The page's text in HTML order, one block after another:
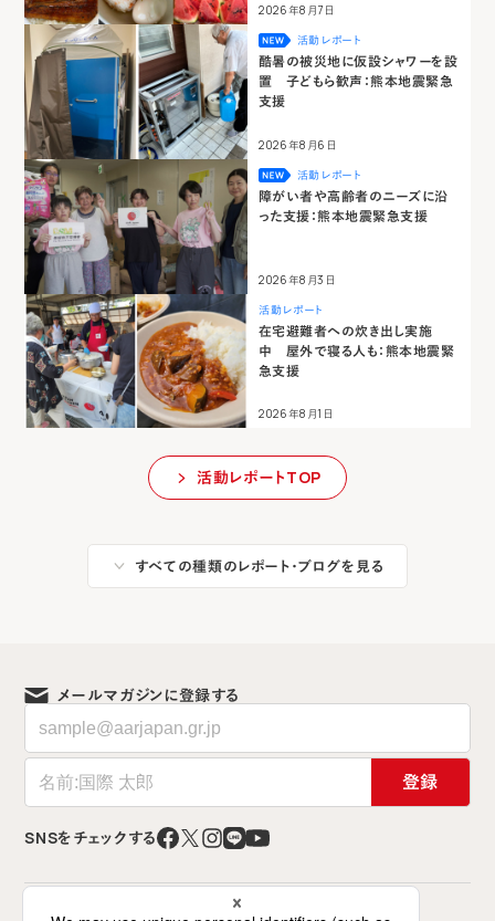
2026年8月7日
活動レポート
酷暑の被災地に仮設シャワーを設
置 子どもら歓声：熊本地震緊急
支援
2026年8月6日
活動レポート
障がい者や高齢者のニーズに沿
った支援：熊本地震緊急支援
2026年8月3日
活動レポート
在宅避難者への炊き出し実施
中 屋外で寝る人も：熊本地震緊
急支援
2026年8月1日
活動レポートTOP
すべての種類のレポート・ブログを見る
メールマガジンに登録する
登録
SNSをチェックする